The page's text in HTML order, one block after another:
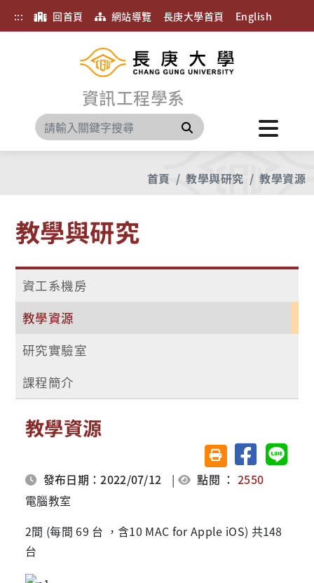
::: 回首頁 網站導覽 長庚大學首頁 English
資訊工程學系
搜尋
首頁 教學與研究 教學資源
教學與研究
資工系機房
教學資源
研究實驗室
課程簡介
教學資源
友善列印(另開視窗)
分享至臉書分享
發布日期：2022/07/12 | 點閱 ：2550
電腦教室
2間 (每間 69 台 ，含10 MAC for Apple iOS) 共148
台